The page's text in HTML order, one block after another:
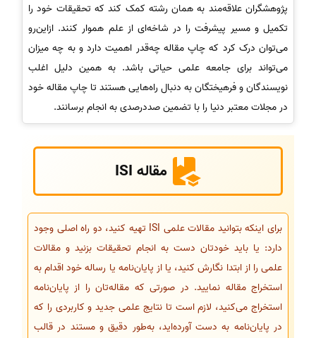
پژوهشگران علاقه‌مند به همان رشته کمک کند که تحقیقات خود را
تکمیل و مسیر پیشرفت را در شاخه‌ای از علم هموار کنند. از‌این‌‌رو
می‌توان درک کرد که چاپ مقاله چه‌قدر اهمیت دارد و به چه میزان
می‌تواند برای جامعه علمی حیاتی باشد. به همین دلیل اغلب
نویسندگان و فرهیختگان به دنبال راه‌هایی هستند تا چاپ مقاله خود
در مجلات معتبر دنیا را با تضمین صددرصدی به انجام برسانند.
مقاله ISI
برای اینکه بتوانید مقالات علمی ISI تهیه کنید، دو راه اصلی وجود
دارد: یا باید خودتان دست به انجام تحقیقات بزنید و مقالات
علمی را از ابتدا نگارش کنید، یا از پایان‌نامه یا رساله خود اقدام به
استخراج مقاله نمایید. در صورتی که مقاله‌تان را از پایان‌نامه
استخراج می‌کنید، لازم است تا نتایج علمی جدید و کاربردی را که
در پایان‌نامه به دست آورده‌اید، به‌طور دقیق و مستند در قالب